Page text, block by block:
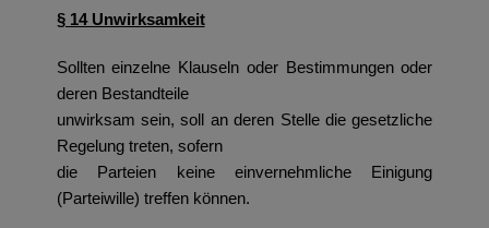
§ 14 Unwirksamkeit
Sollten einzelne Klauseln oder Bestimmungen oder
deren Bestandteile
unwirksam sein, soll an deren Stelle die gesetzliche
Regelung treten, sofern
die Parteien keine einvernehmliche Einigung
(Parteiwille) treffen können.